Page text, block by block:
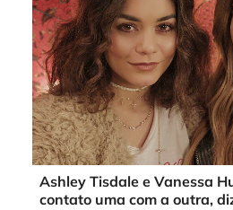
Ashley Tisdale e Vanessa
contato uma com a outra,